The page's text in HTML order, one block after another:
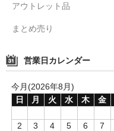
アウトレット品
まとめ売り
営業日カレンダー
今月(2026年8月)
日
月 火 水 木 金
2
3 4 5 6 7